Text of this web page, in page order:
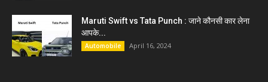
Maruti Swift vs Tata Punch : जाने कौनसी कार लेना
आपके...
Automobile April 16, 2024